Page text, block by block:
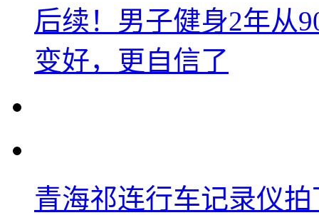
后续！男子健身2年从
变好，更自信了
青海祁连行车记录仪